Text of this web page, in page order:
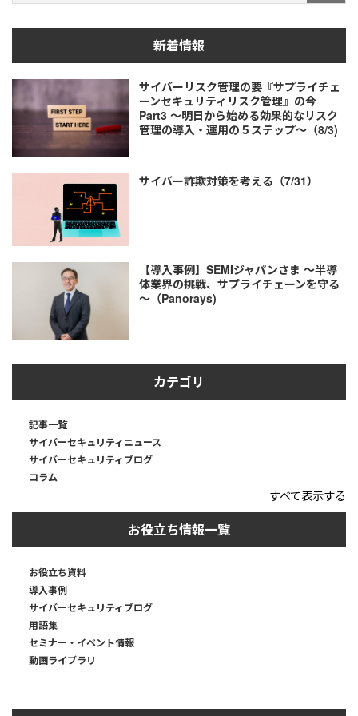
新着情報
サイバーリスク管理の要『サプライチェ
ーンセキュリティリスク管理』の今
Part3 ～明日から始める効果的なリスク
管理の導入・運用の５ステップ～（8/3)
サイバー詐欺対策を考える（7/31）
【導入事例】SEMIジャパンさま ～半導
体業界の挑戦、サプライチェーンを守る
～（Panorays)
カテゴリ
記事一覧
サイバーセキュリティニュース
サイバーセキュリティブログ
コラム
すべて表示する
お役立ち情報一覧
お役立ち資料
導入事例
サイバーセキュリティブログ
用語集
セミナー・イベント情報
動画ライブラリ